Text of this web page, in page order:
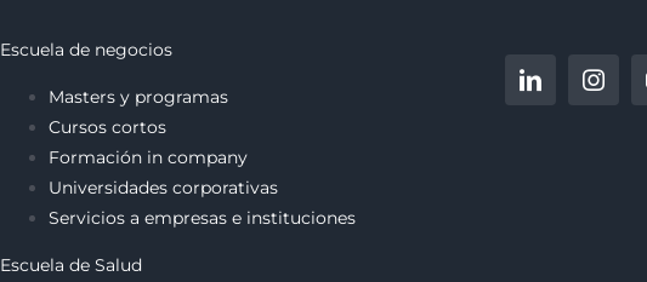
Escuela de negocios
Masters y programas
Cursos cortos
Formación in company
Universidades corporativas
Servicios a empresas e instituciones
Escuela de Salud